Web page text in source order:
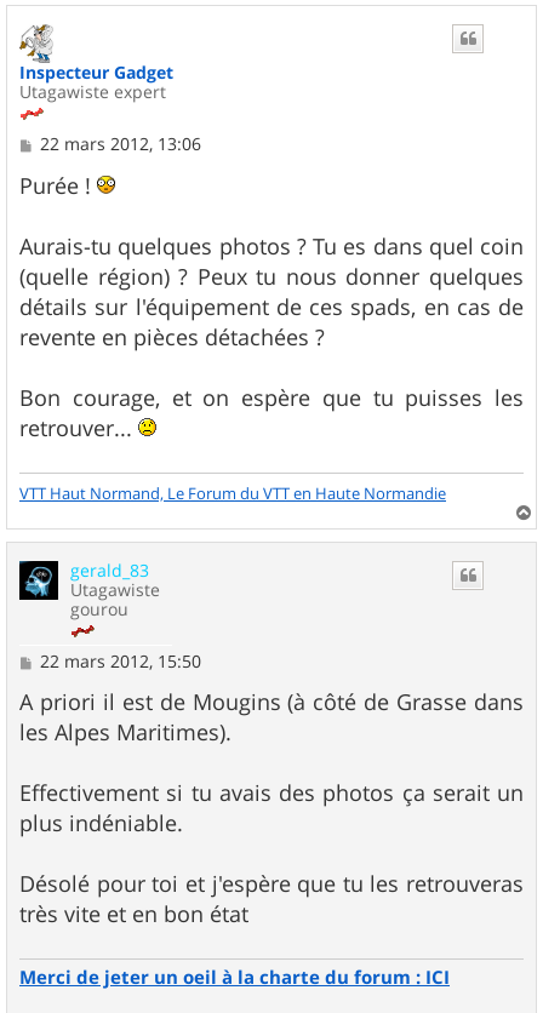
Inspecteur Gadget
Utagawiste expert
M
s
s
g
e
22 mars 2012, 13:06
Purée !
Aurais-tu quelques photos ? Tu es dans quel coin
(quelle région) ? Peux tu nous donner quelques
détails sur l'équipement de ces spads, en cas de
revente en pièces détachées ?
Bon courage, et on espère que tu puisses les
retrouver...
VTT Haut Normand, Le Forum du VTT en Haute Normandie
a
gerald_83
Utagawiste
gourou
M
s
s
a
22 mars 2012, 15:50
A priori il est de Mougins (à côté de Grasse dans
les Alpes Maritimes).
Effectivement si tu avais des photos ça serait un
plus indéniable.
Désolé pour toi et j'espère que tu les retrouveras
très vite et en bon état
Merci de jeter un oeil à la charte du forum : ICI